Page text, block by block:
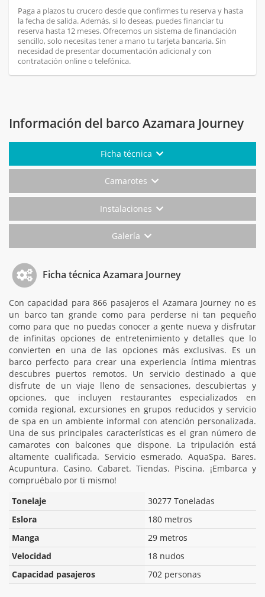
Paga a plazos tu crucero desde que confirmes tu reserva y hasta
la fecha de salida. Además, si lo deseas, puedes financiar tu
reserva hasta 12 meses. Ofrecemos un sistema de financiación
sencillo, solo necesitas tener a mano tu tarjeta bancaria. Sin
necesidad de presentar documentación adicional y con
contratación online o telefónica.
Información del barco Azamara Journey
Ficha técnica
Camarotes
Instalaciones
Galería
Ficha técnica Azamara Journey
Con capacidad para 866 pasajeros el Azamara Journey no es
un barco tan grande como para perderse ni tan pequeño
como para que no puedas conocer a gente nueva y disfrutar
de infinitas opciones de entretenimiento y detalles que lo
convierten en una de las opciones más exclusivas. Es un
barco perfecto para crear una experiencia íntima mientras
descubres puertos remotos. Un servicio destinado a que
disfrute de un viaje lleno de sensaciones, descubiertas y
opciones, que incluyen restaurantes especializados en
comida regional, excursiones en grupos reducidos y servicio
de spa en un ambiente informal con atención personalizada.
Una de sus principales características es el gran número de
camarotes con balcones que dispone. La tripulación está
altamente cualificada. Servicio esmerado. AquaSpa. Bares.
Acupuntura. Casino. Cabaret. Tiendas. Piscina. ¡Embarca y
compruébalo por ti mismo!
Tonelaje
30277 Toneladas
Eslora
180 metros
Manga
29 metros
Velocidad
18 nudos
Capacidad pasajeros
702 personas